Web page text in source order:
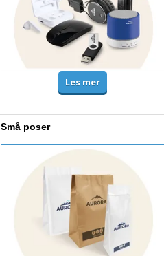
Les mer
Små poser